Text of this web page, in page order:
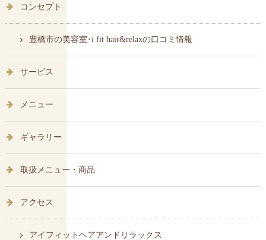
コンセプト
豊橋市の美容室･i fit hair&relaxの口コミ情報
サービス
メニュー
ギャラリー
取扱メニュー・商品
アクセス
アイフィットヘアアンドリラックス